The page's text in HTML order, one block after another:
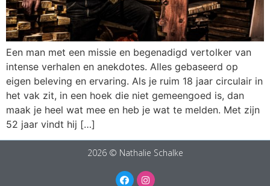
Een man met een missie en begenadigd vertolker van
intense verhalen en anekdotes. Alles gebaseerd op
eigen beleving en ervaring. Als je ruim 18 jaar circulair in
het vak zit, in een hoek die niet gemeengoed is, dan
maak je heel wat mee en heb je wat te melden. Met zijn
52 jaar vindt hij […]
2026 © Nathalie Schalke